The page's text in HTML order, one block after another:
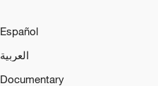
Español
العربية
Documentary